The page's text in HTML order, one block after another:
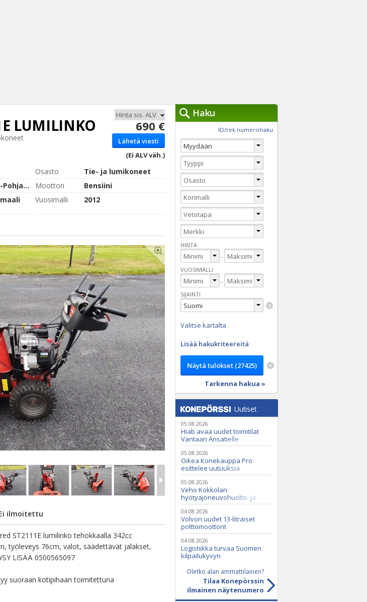
690 €
Lähetä viesti
(Ei ALV väh.)
LUMILINKO
Osasto
Tie- ja lumikoneet
Kauhava, Etelä-Pohjanmaa Moottori
Bensiini
Vuosimalli 2012
ilmoitettu
ST2111E lumilinko tehokkaalla 342cc
työleveys 76cm, valot, säädettävät jalakset,
LISÄÄ 0500565097
suoraan kotipihaan toimitettuna
Haku
Hakutyökalut »
Tyhjennä haut
ID/rek.numerohaku
HINTA
-
VUOSIMALLI
-
SIJAINTI
Valitse kartalta
Lisää hakukriteereitä
Tarkenna hakua »
Uutiset
05.08.2026
Hiab avaa uudet toimitilat
Vantaan Ansatielle
05.08.2026
Oikea Konekauppa Pro
esittelee uutuuksia
ammattikäyttöön
05.08.2026
Veho Kokkolan
hyötyajoneuvohuolto- ja
varaosatoiminnot Q2 Service
Oy:lle lokakuussa
04.08.2026
Volvon uudet 13-litraiset
polttomoottorit
04.08.2026
Logistiikka turvaa Suomen
kilpailukyvyn
Oletko alan ammattilainen?
Tilaa Konepörssin
ilmainen näytenumero